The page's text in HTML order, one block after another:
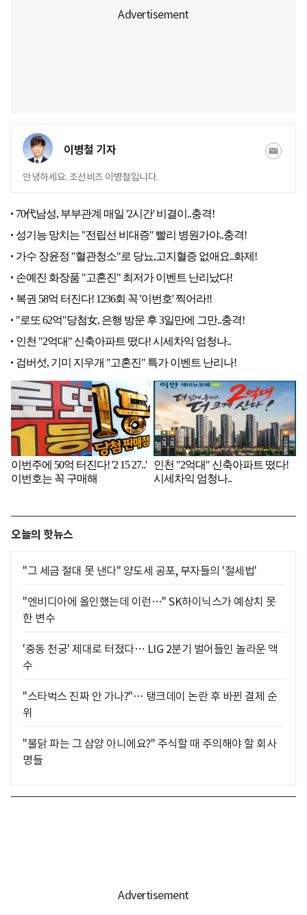
이병철 기자
안녕하세요. 조선비즈 이병철입니다.
오늘의 핫뉴스
"그 세금 절대 못 낸다" 양도세 공포, 부자들의 '절세법'
"엔비디아에 올인했는데 이런…" SK하이닉스가 예상치 못
한 변수
'중동 천궁' 제대로 터졌다… LIG 2분기 벌어들인 놀라운 액
수
"스타벅스 진짜 안 가나?"… 탱크데이 논란 후 바뀐 결제 순
위
"불닭 파는 그 삼양 아니에요?" 주식할 때 주의해야 할 회사
명들